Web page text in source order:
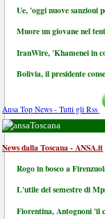
Ue, 'oggi nuove sanzioni
Muore un giovane nel
IranWire, 'Khamenei in
Bolivia, il presidente
Ansa Top News - Tutti gli Rss
Toscana
News dalla Toscana - ANSA.it
Rogo in bosco a
L'utile del semestre di
Fiorentina, Antognoni 'il